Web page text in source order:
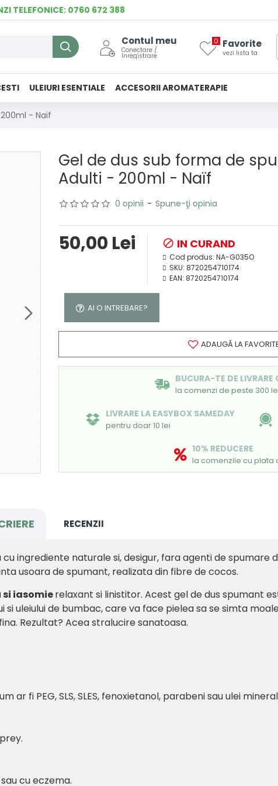
TELEFONICE: 0760 672 388
Contul meu
Conectare /
Inregistrare
Favorite
vezi lista ta
0
ULEIURI ESENTIALE ACCESORII AROMATERAPIE
- Naïf
Gel de dus sub forma de
Adulti - 200ml - Naïf
0 opinii - Spune-ţi opinia
50,00 Lei IN CURAND
Cod produs: NA-G035O
SKU: 8720254710174
EAN: 8720254710174
AI O INTREBARE?
ADAUGĂ LA
BUCURA-TE DE LIVRARE
la comenzi de peste 300
LIVRARE LA EASYBOX SAMEDAY
pentru doar 10 lei
10% REDUCERE
la comenzile cu plata
RECENZII
ingrediente naturale si, desigur, fara agenti de spumare
usoara de spumant, realizata din fibre de cocos.
si iasomierelaxant si linistitor. Acest gel de dus spumant
uleiului de bumbac, care va face pielea sa se simta
Rezultat? Acea stralucire sanatoasa.
fi PEG, SLS, SLES, fenoxietanol, parabeni sau ulei
cu eczema.